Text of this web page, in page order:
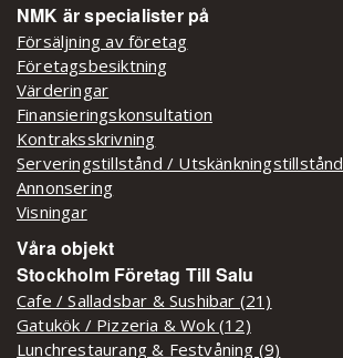
NMK är specialister på
Försäljning av företag
Företagsbesiktning
Värderingar
Finansieringskonsultation
Kontraksskrivning
Serveringstillstånd / Utskänkningstillstånd
Annonsering
Visningar
Våra objekt
Stockholm Företag Till Salu
Cafe / Salladsbar & Sushibar (21)
Gatukök / Pizzeria & Wok (12)
Lunchrestaurang & Festvåning (9)